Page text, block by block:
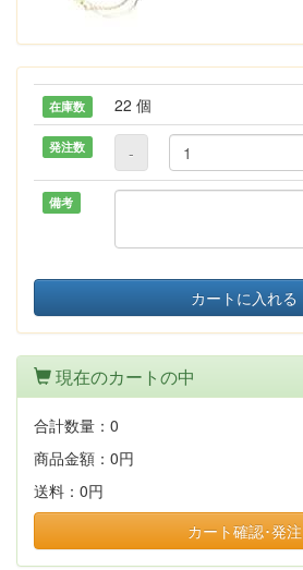
在庫数 22 個
発注数 -
備考
カートに入れる
現在のカートの中
合計数量： 0
商品金額： 0円
送料： 0円
カート確認･発注